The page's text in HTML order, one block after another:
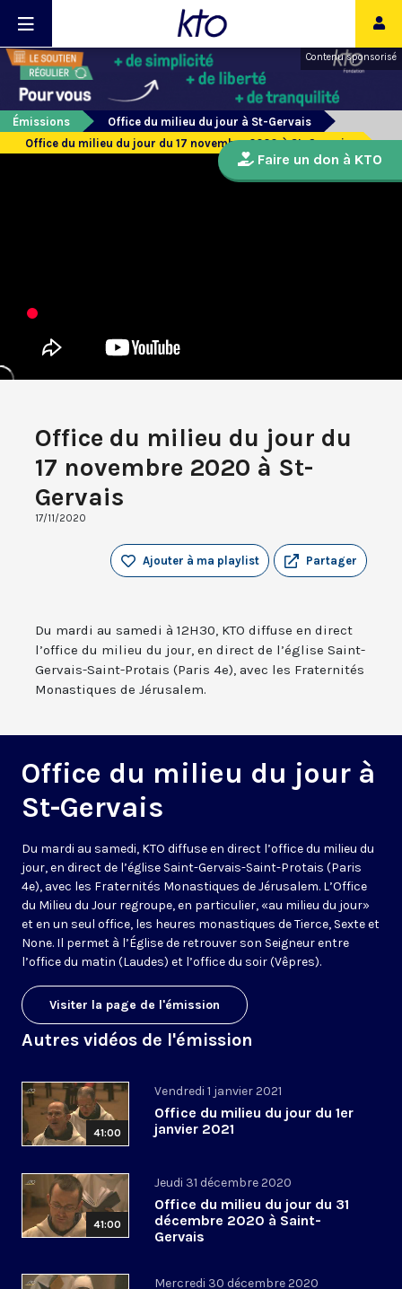
Contenu sponsorisé
Émissions
Office du milieu du jour à St-Gervais
Office du milieu du jour du 17 novembre 2020 à St-Gervais
Office du milieu du jour du
17 novembre 2020 à St-
Gervais
17/11/2020
Partager
Ajouter à ma playlist
Du mardi au samedi à 12H30, KTO diffuse en direct
l’office du milieu du jour, en direct de l’église Saint-
Gervais-Saint-Protais (Paris 4e), avec les Fraternités
Monastiques de Jérusalem.
Office du milieu du jour à
St-Gervais
Du mardi au samedi, KTO diffuse en direct l’office du milieu du
jour, en direct de l’église Saint-Gervais-Saint-Protais (Paris
4e), avec les Fraternités Monastiques de Jérusalem. L’Office
du Milieu du Jour regroupe, en particulier, «au milieu du jour»
et en un seul office, les heures monastiques de Tierce, Sexte et
None. Il permet à l’Église de retrouver son Seigneur entre
l’office du matin (Laudes) et l’office du soir (Vêpres).
Visiter la page de l'émission
Autres vidéos de l'émission
41:00
Vendredi 1 janvier 2021
Office du milieu du jour du 1er
janvier 2021
41:00
Jeudi 31 décembre 2020
Office du milieu du jour du 31
décembre 2020 à Saint-
Gervais
Mercredi 30 décembre 2020
Faire un don à KTO